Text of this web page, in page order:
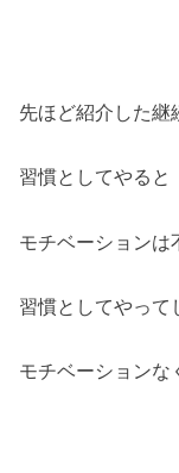
先ほど紹介した継
習慣としてやると
モチベーションは
習慣としてやって
モチベーションな